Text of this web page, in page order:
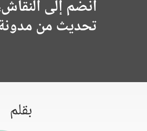
انضم إلى
تحديث من
بقلم